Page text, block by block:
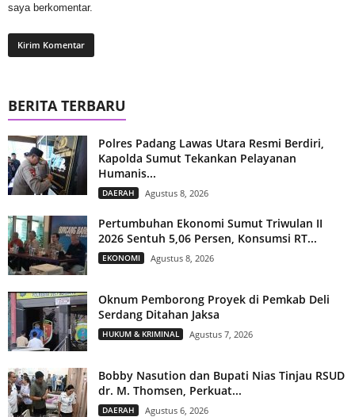
saya berkomentar.
BERITA TERBARU
Polres Padang Lawas Utara Resmi Berdiri,
Kapolda Sumut Tekankan Pelayanan
Humanis...
DAERAH Agustus 8, 2026
Pertumbuhan Ekonomi Sumut Triwulan II
2026 Sentuh 5,06 Persen, Konsumsi RT...
EKONOMI Agustus 8, 2026
Oknum Pemborong Proyek di Pemkab Deli
Serdang Ditahan Jaksa
HUKUM & KRIMINAL Agustus 7, 2026
Bobby Nasution dan Bupati Nias Tinjau RSUD
dr. M. Thomsen, Perkuat...
DAERAH Agustus 6, 2026